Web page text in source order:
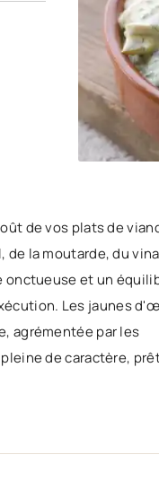
de vos plats de
la moutarde, du
onctueuse et un
Les jaunes
agrémentée par les
de caractère,